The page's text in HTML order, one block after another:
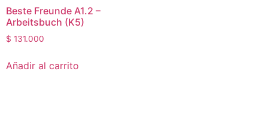
Beste Freunde A1.2 –
Arbeitsbuch (K5)
$ 131.000
Añadir al carrito